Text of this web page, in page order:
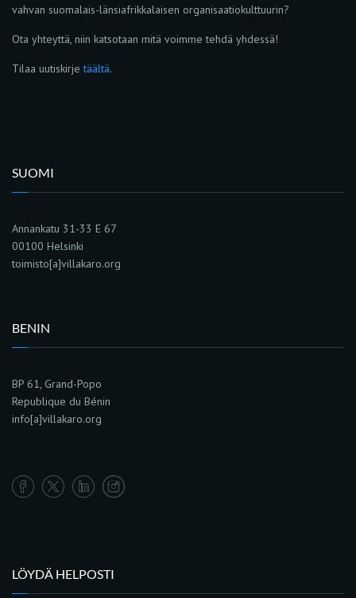
vahvan suomalais-länsiafrikkalaisen organisaatiokulttuurin?
Ota yhteyttä, niin katsotaan mitä voimme tehdä yhdessä!
Tilaa uutiskirjetäältä.
SUOMI
Annankatu 31-33 E 67
00100 Helsinki
toimisto[a]villakaro.org
BENIN
BP 61, Grand-Popo
Republique du Bénin
info[a]villakaro.org
LÖYDÄ HELPOSTI